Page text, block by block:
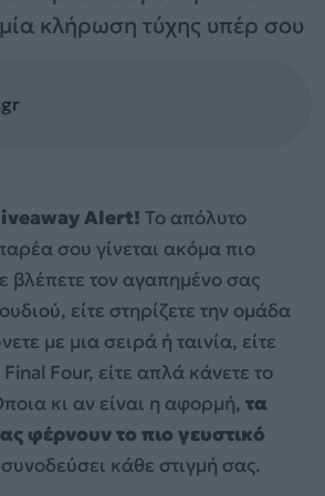
κλήρωση τύχης υπέρ σου
Alert! Το απόλυτο
σου γίνεται ακόμα πιο
βλέπετε τον αγαπημένο σας
είτε στηρίζετε την ομάδα
με μια σειρά ή ταινία, είτε
Four, είτε απλά κάνετε το
κι αν είναι η αφορμή, τα
φέρνουν το πιο γευστικό
κάθε στιγμή σας.